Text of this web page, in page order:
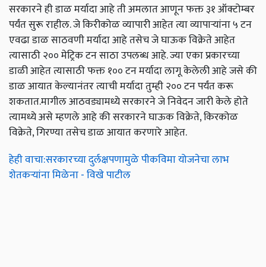
सरकारने ही डाळ मर्यादा आहे ती अमलात आणून फक्त ३१ ऑक्टोम्बर
पर्यंत सुरू राहील. जे किरीकोळ व्यापारी आहेत त्या व्यापाऱ्यांना ५ टन
एवढा डाळ साठवणी मर्यादा आहे तसेच जे घाऊक विक्रेते आहेत
त्यासाठी २०० मेट्रिक टन साठा उपलब्ध आहे. ज्या एका प्रकारच्या
डाळी आहेत त्यासाठी फक्त १०० टन मर्यादा लागू केलेली आहे जसे की
डाळ आयात केल्यानंतर त्याची मर्यादा तुम्ही २०० टन पर्यंत करू
शकतात.मागील आठवड्यामध्ये सरकारने जे निवेदन जारी केले होते
त्यामध्ये असे म्हणले आहे की सरकारने घाऊक विक्रेते, किरकोळ
विक्रेते, गिरण्या तसेच डाळ आयात करणारे आहेत.
हेही वाचा:सरकारच्या दुर्लक्षपणामुळे पीकविमा योजनेचा लाभ
शेतकऱ्यांना मिळेना - विखे पाटील